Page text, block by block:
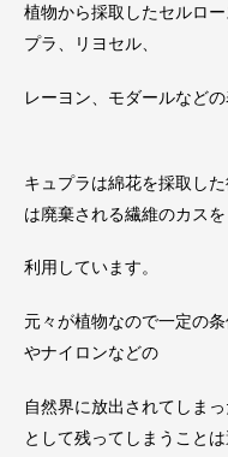
植物から採取したセルロ
プラ、リヨセル、
レーヨン、モダールなど
キュプラは綿花を採取し
は廃棄される繊維のカスを
利用しています。
元々が植物なので一定の
やナイロンなどの
自然界に放出されてしま
として残ってしまうことは